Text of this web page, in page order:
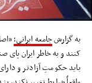
به گزارشجامعه ایرانی؛
کنند و به خاطر ایران
باید حکومتِ آزادتر و